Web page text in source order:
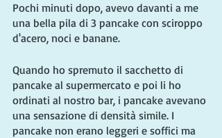
Pochi minuti dopo, avevo davanti a me
una bella pila di 3 pancake con sciroppo
d'acero, noci e banane.
Quando ho spremuto il sacchetto di
pancake al supermercato e poi li ho
ordinati al nostro bar, i pancake avevano
una sensazione di densità simile. I
pancake non erano leggeri e soffici ma